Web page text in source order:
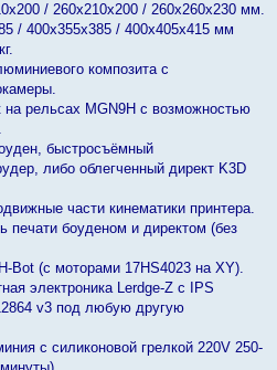
/ 260х210х200 / 260х260х230 мм.
/ 400х355х385 / 400х405х415 мм
композита с
на рельсах MGN9H с возможностью
быстросъёмный
либо облегченный директ K3D
части кинематики принтера.
печати боуденом и директом (без
Bot (с моторами 17HS4023 на XY).
электроника Lerdge-Z с IPS
v3 под любую другую
с силиконовой грелкой 220V 250-